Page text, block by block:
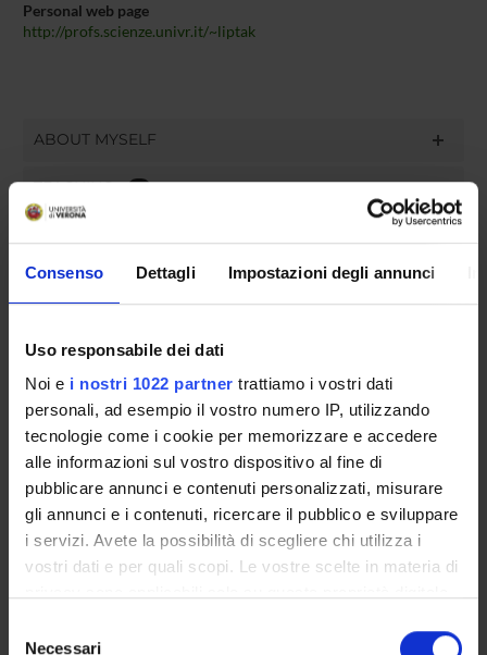
Consenso Dettagli Impostazioni degli annunci
Uso responsabile dei dati
Noi e i nostri 1022 partner trattiamo i vostri dati
personali, ad esempio il vostro numero IP, utilizzando
tecnologie come i cookie per memorizzare e accedere
alle informazioni sul vostro dispositivo al fine di
pubblicare annunci e contenuti personalizzati, misurare
gli annunci e i contenuti, ricercare il pubblico e sviluppare
i servizi. Avete la possibilità di scegliere chi utilizza i
vostri dati e per quali scopi. Le vostre scelte in materia di
modificare o revocare il proprio consenso in qualsiasi
Necessari
Personal web page
http://profs.scienze.univr.it/~liptak
ABOUT MYSELF
TEACHING 4
RESEARCH
PUBLICATIONS
ASSIGNMENTS
ORGANIZATION
COMMITTEES